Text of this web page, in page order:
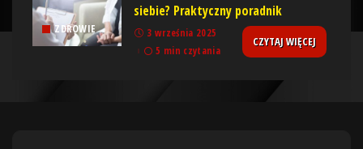
ZDROWIE
siebie? Praktyczny poradnik
3 września 2025
5 min czytania
CZYTAJ WIĘCEJ